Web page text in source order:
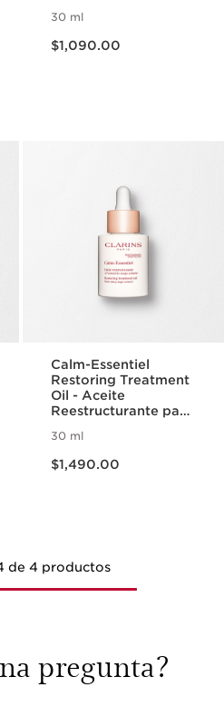
30 ml
$1,090.00
Calm-Essentiel
Restoring Treatment
Oil - Aceite
Reestructurante para
30 ml
$1,490.00
de 4 productos
pregunta?